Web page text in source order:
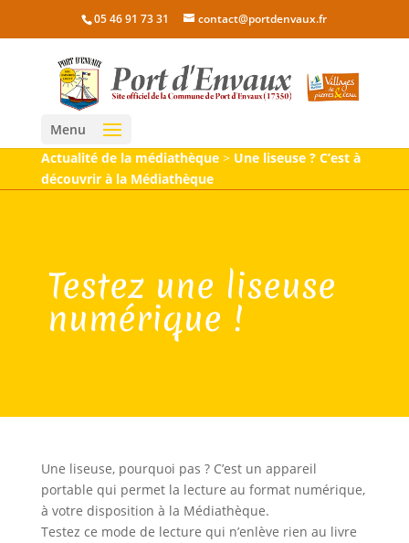
05 46 91 73 31 contact@portdenvaux.fr
Menu
Actualité de la médiathèque> Une liseuse ? C’est à
découvrir à la Médiathèque
Testez une liseuse
numérique !
Une liseuse, pourquoi pas ? C’est un appareil
portable qui permet la lecture au format numérique,
à votre disposition à la Médiathèque.
Testez ce mode de lecture qui n’enlève rien au livre